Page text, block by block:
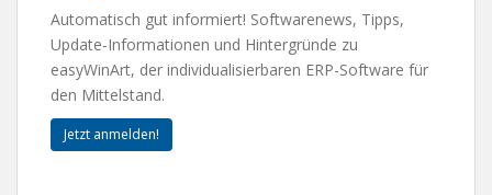
Automatisch gut informiert! Softwarenews, Tipps,
Update-Informationen und Hintergründe zu
easyWinArt, der individualisierbaren ERP-Software für
den Mittelstand.
Jetzt anmelden!